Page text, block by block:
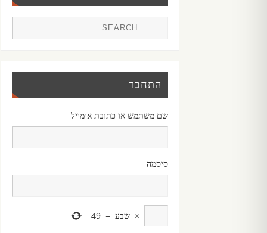
התחבר
שם משתמש או כתובת אימייל
סיסמה
× שבע =
49